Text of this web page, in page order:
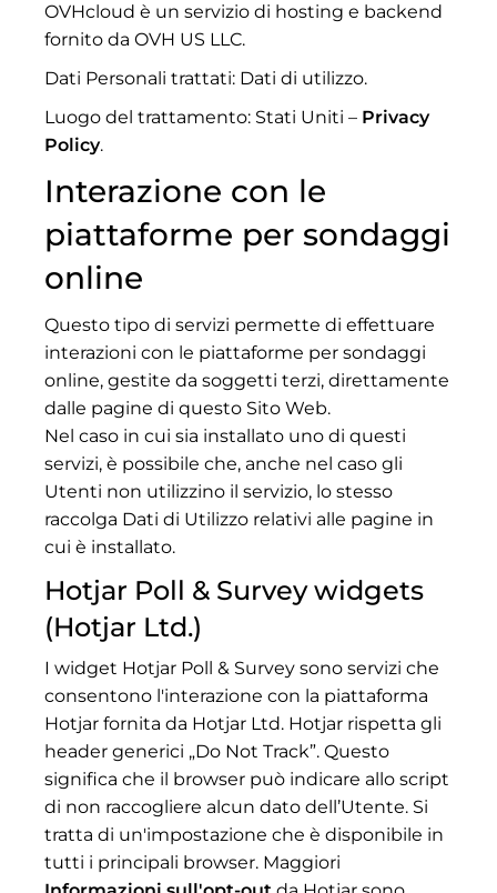
OVHcloud è un servizio di hosting e backend
fornito da OVH US LLC.
Dati Personali trattati: Dati di utilizzo.
Luogo del trattamento: Stati Uniti – Privacy
Policy.
Interazione con le
piattaforme per sondaggi
online
Questo tipo di servizi permette di effettuare
interazioni con le piattaforme per sondaggi
online, gestite da soggetti terzi, direttamente
dalle pagine di questo Sito Web.
Nel caso in cui sia installato uno di questi
servizi, è possibile che, anche nel caso gli
Utenti non utilizzino il servizio, lo stesso
raccolga Dati di Utilizzo relativi alle pagine in
cui è installato.
Hotjar Poll & Survey widgets
(Hotjar Ltd.)
I widget Hotjar Poll & Survey sono servizi che
consentono l'interazione con la piattaforma
Hotjar fornita da Hotjar Ltd. Hotjar rispetta gli
header generici „Do Not Track”. Questo
significa che il browser può indicare allo script
di non raccogliere alcun dato dell’Utente. Si
tratta di un'impostazione che è disponibile in
tutti i principali browser. Maggiori